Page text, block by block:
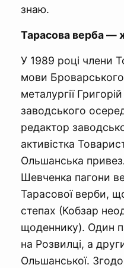
знаю.
Тарасова верба —
У 1989 році члени
мови
металургії
заводського
редактор
активістка
Ольшанська
Шевченка пагони
Тарасової верби,
степах (Кобзар
щоденнику). Один
на Розвилці, а
Ольшанської.